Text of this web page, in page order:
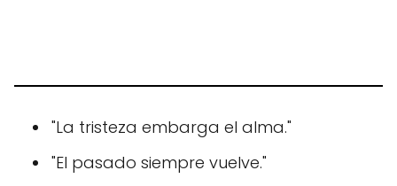
"La tristeza embarga el alma."
"El pasado siempre vuelve."